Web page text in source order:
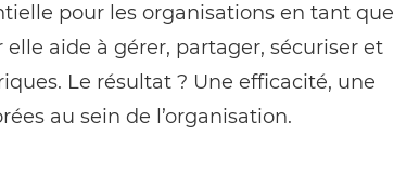
pour les organisations en tant que
aide à gérer, partager, sécuriser et
Le résultat ? Une efficacité, une
au sein de l’organisation.